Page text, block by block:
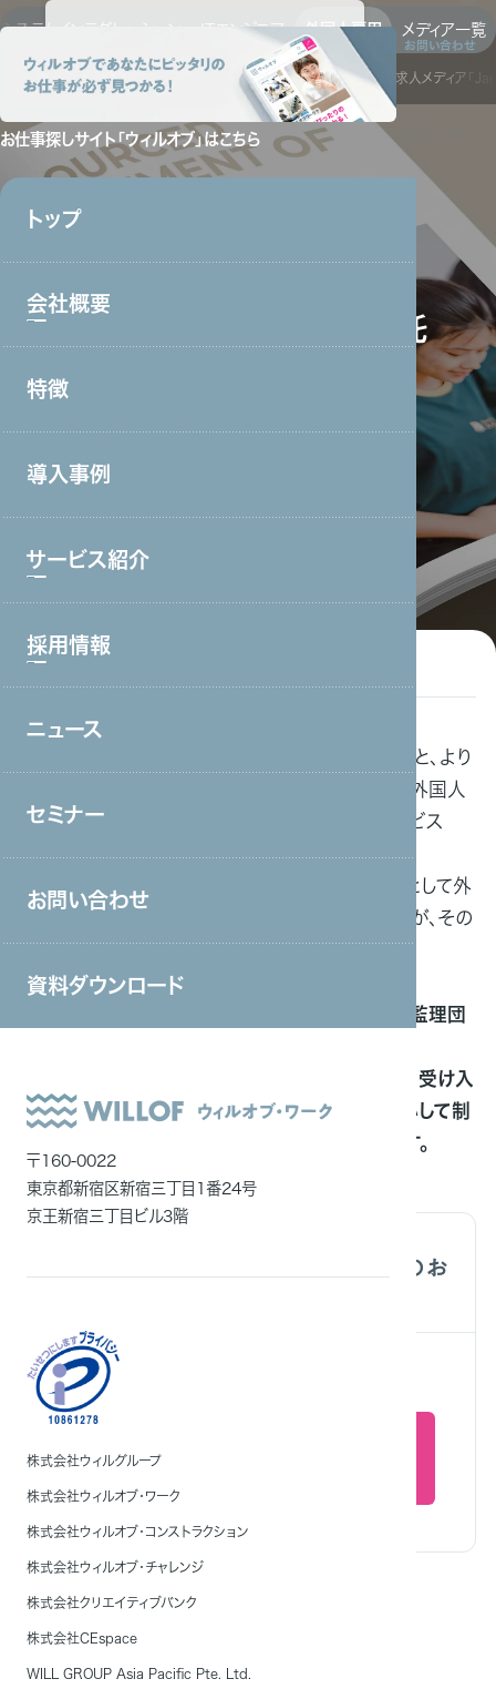
資料請求 お問い合わせ
採用情報
お仕事探しサイト 「ウィルオブ」はこちら
トップ
会社概要
会社概要トップ
事業戦略・事業領域
会社情報・主要取引先
グループ会社
取り組み
特徴
導入事例
サービス紹介
サービストップ
製造・工場
外国人雇用
メディア一覧
採用情報
採用情報トップ
中途採用
ニュース
セミナー
お問い合わせ
資料ダウンロード
〒160-0022
東京都新宿区新宿三丁目1番24号
京王新宿三丁目ビル3階
株式会社ウィルグループ
株式会社ウィルオブ・ワーク
株式会社ウィルオブ・コンストラクション
株式会社ウィルオブ・チャレンジ
株式会社クリエイティブバンク
株式会社CEspace
WILL GROUP Asia Pacific Pte. Ltd.
外国人技能実習生・管理委託
システムインテグレーション ITエンジニア 外国人雇用 メディア一覧
人材紹介・管理委託 外国人技能実習生・管理委託 外国人専門求人メディア「
当社は持続的な成長を目指す日本企業と、より
良い就業条件やスキルの取得を求める外国人
との架け橋として外国人雇用支援サービス
「JapanWork」を展開しております。
現在、日本では労働力を確保する手段として外
国人技能実習制度が注目されていますが、その
管理と運用は複雑です。
外国人技能実習生を受け入れるには、監理団
当社は監理団体と連携することにより、受け入
れ企業様ならびに外国人実習生が安心して制
度を利用できるようサポートしています。
「セイヤク」インサイドセールス代行のお
外国人技能実習生の採用枠